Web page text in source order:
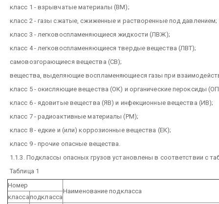
класс 1 - взрывчатые материалы (ВМ);
класс 2 - газы сжатые, сжиженные и растворенные под давлением;
класс 3 - легковоспламеняющиеся жидкости (ЛВЖ);
класс 4 - легковоспламеняющиеся твердые вещества (ЛВТ);
самовозгорающиеся вещества (СВ);
вещества, выделяющие воспламеняющиеся газы при
класс 5 - окисляющие вещества (ОК) и органические пероксиды
класс 6 - ядовитые вещества (ЯВ) и инфекционные вещества (ИВ);
класс 7 - радиоактивные материалы (РМ);
класс 8 - едкие и (или) коррозионные вещества (ЕК);
класс 9 - прочие опасные вещества.
1.1.3. Подклассы опасных грузов установлены в соответствии с
Таблица 1
Номер
Наименование подкласса
классаподкласса